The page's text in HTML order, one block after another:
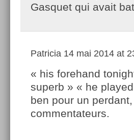
Gasquet qui avait
Patricia 14 mai 2014 at
« his forehand
superb » « he
ben pour un
commentateurs.